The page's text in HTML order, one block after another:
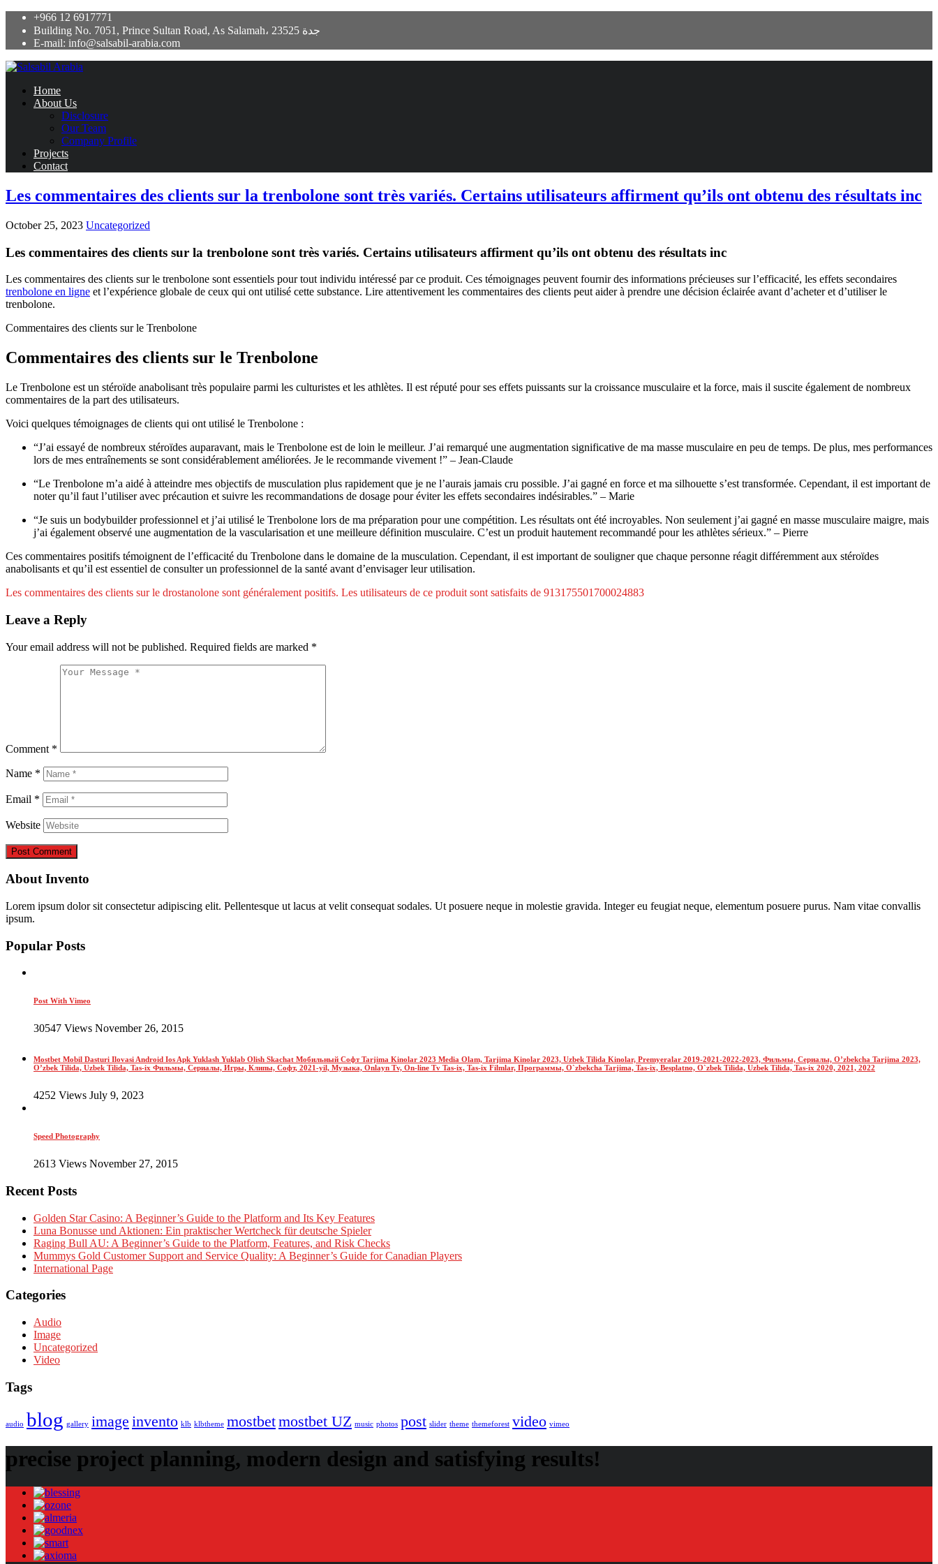
+966 12 6917771
Building No. 7051, Prince Sultan Road, As Salamah، جدة 23525
E-mail: info@salsabil-arabia.com
Home
About Us
Disclosure
Our Team
Company Profile
Projects
Contact
Les commentaires des clients sur la trenbolone sont très variés. Certains utilisateurs affirment qu’ils ont obtenu des résultats inc
October 25, 2023 Uncategorized
Les commentaires des clients sur la trenbolone sont très variés. Certains utilisateurs affirment qu’ils ont obtenu des résultats inc
Les commentaires des clients sur le trenbolone sont essentiels pour tout individu intéressé par ce produit. Ces témoignages peuvent fournir des informations précieuses sur l’efficacité, les effets secondaires
trenbolone en ligne et l’expérience globale de ceux qui ont utilisé cette substance. Lire attentivement les commentaires des clients peut aider à prendre une décision éclairée avant d’acheter et d’utiliser le
trenbolone.
Commentaires des clients sur le Trenbolone
Commentaires des clients sur le Trenbolone
Le Trenbolone est un stéroïde anabolisant très populaire parmi les culturistes et les athlètes. Il est réputé pour ses effets puissants sur la croissance musculaire et la force, mais il suscite également de nombreux
commentaires de la part des utilisateurs.
Voici quelques témoignages de clients qui ont utilisé le Trenbolone :
“J’ai essayé de nombreux stéroïdes auparavant, mais le Trenbolone est de loin le meilleur. J’ai remarqué une augmentation significative de ma masse musculaire en peu de temps. De plus, mes performances
lors de mes entraînements se sont considérablement améliorées. Je le recommande vivement !” – Jean-Claude
“Le Trenbolone m’a aidé à atteindre mes objectifs de musculation plus rapidement que je ne l’aurais jamais cru possible. J’ai gagné en force et ma silhouette s’est transformée. Cependant, il est important de
noter qu’il faut l’utiliser avec précaution et suivre les recommandations de dosage pour éviter les effets secondaires indésirables.” – Marie
“Je suis un bodybuilder professionnel et j’ai utilisé le Trenbolone lors de ma préparation pour une compétition. Les résultats ont été incroyables. Non seulement j’ai gagné en masse musculaire maigre, mais
j’ai également observé une augmentation de la vascularisation et une meilleure définition musculaire. C’est un produit hautement recommandé pour les athlètes sérieux.” – Pierre
Ces commentaires positifs témoignent de l’efficacité du Trenbolone dans le domaine de la musculation. Cependant, il est important de souligner que chaque personne réagit différemment aux stéroïdes
anabolisants et qu’il est essentiel de consulter un professionnel de la santé avant d’envisager leur utilisation.
Les commentaires des clients sur le drostanolone sont généralement positifs. Les utilisateurs de ce produit sont satisfaits de 913175501700024883
Leave a Reply
Your email address will not be published. Required fields are marked *
Comment *
Name *
Email *
Website
About Invento
Lorem ipsum dolor sit consectetur adipiscing elit. Pellentesque ut lacus at velit consequat sodales. Ut posuere neque in molestie gravida. Integer eu feugiat neque, elementum posuere purus. Nam vitae convallis
ipsum.
Popular Posts
Post With Vimeo
30547 Views November 26, 2015
Mostbet Mobil Dasturi Ilovasi Android Ios Apk Yuklash Yuklab Olish Skachat Мобильный Софт Tarjima Kinolar 2023 Media Olam, Tarjima Kinolar 2023, Uzbek Tilida Kinolar, Premyeralar 2019-2021-2022-2023, Фильмы, Сериалы, O’zbekcha Tarjima 2023,
O’zbek Tilida, Uzbek Tilida, Tas-ix Фильмы, Сериалы, Игры, Клипы, Софт, 2021-yil, Музыка, Onlayn Tv, On-line Tv Tas-ix, Tas-ix Filmlar, Программы, O`zbekcha Tarjima, Tas-ix, Besplatno, O`zbek Tilida, Uzbek Tilida, Tas-ix 2020, 2021, 2022
4252 Views July 9, 2023
Speed Photography
2613 Views November 27, 2015
Recent Posts
Golden Star Casino: A Beginner’s Guide to the Platform and Its Key Features
Luna Bonusse und Aktionen: Ein praktischer Wertcheck für deutsche Spieler
Raging Bull AU: A Beginner’s Guide to the Platform, Features, and Risk Checks
Mummys Gold Customer Support and Service Quality: A Beginner’s Guide for Canadian Players
International Page
Categories
Audio
Image
Uncategorized
Video
Tags
audio blog gallery image invento klb klbtheme mostbetmostbet UZ music photos post slider theme themeforest video vimeo
precise project planning, modern design and satisfying results!